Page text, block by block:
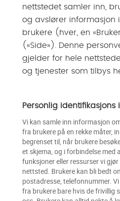
nettstedet samler inn,
og avslører informasjon
brukere (hver, en
(«Side»). Denne
gjelder for hele
og tjenester som tilbys
Personlig identifikasjons
Vi kan samle inn informasjon
fra brukere på en rekke måter,
begrenset til, når brukere
et skjema, og i forbindelse med
funksjoner eller ressurser vi
nettsted. Brukere kan bli bedt
postadresse, telefonnummer.
fra brukere bare hvis de frivillig